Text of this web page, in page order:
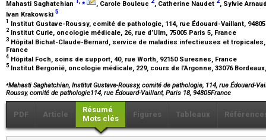
Mahasti Saghatchian
, Carole Bouleuc , Catherine Naudet
, Sylvie
Ivan Krakowski 5
1 Institut Gustave-Roussy, comité de pathologie, 114, rue Édouard-Vaillant,
2 Institut Curie, oncologie médicale, 26, rue d’Ulm, 75005 Paris 5, France
3 Hôpital Bichat-Claude-Bernard, service de maladies infectieuses et tropicales,
France
4 Hôpital Foch, soins de support, 40, rue Worth, 92150 Suresnes, France
5 Institut Bergonié, oncologie médicale, 229, cours de l’Argonne, 33076
⁎Mahasti Saghatchian, Institut Gustave-Roussy, comité de pathologie, 114, rue Édouard-
Roussy, comité de pathologie114, rue Édouard-Vaillant, Paris 18, 94805France
PDF Article
Résumé
Mots clés
Figures Tableaux